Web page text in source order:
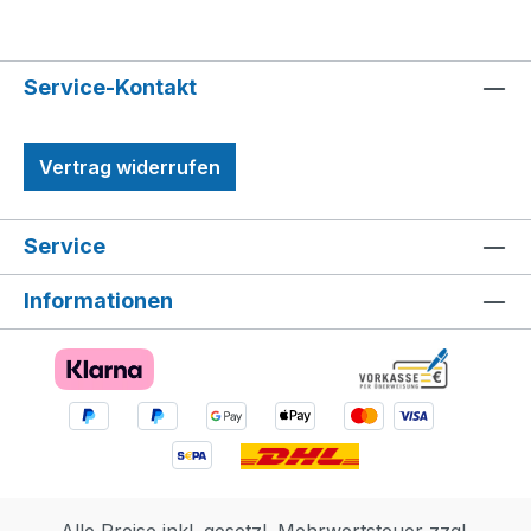
Oberkörper drehen und Hals, Kopf und
Lagerfeuer und eine Schatzkiste laden zu
fantasievollen Rollenspielen ein.
Zusätzlichen digitalen Bauspaß bietet die
LEGO Builder App. LEGO® Set zum
Horizon Videospiel für Kinder: Aloy und
Varl vs. Panzerwanderer und Sägezahn
bietet Jungen und Mädchen ab 9 Jahren,
die das Videospiel LEGO® Horizon
Adventures™ lieben, jede Menge Spielspaß
LEGO® Horizon Adventures™ Figuren: Die
Minifigur Aloy hält einen Bogen, und die
Minifigur Varl trägt einen Speer. Beide
Service-Kontakt
Vertrag widerrufen
Service
Informationen